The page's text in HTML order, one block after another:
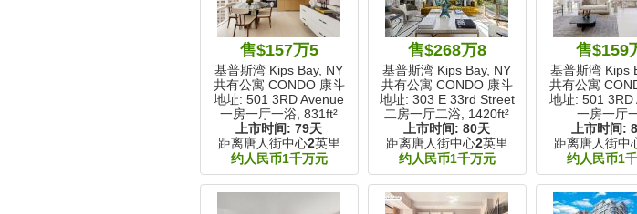
售$157万5
基普斯湾 Kips Bay, NY
共有公寓 CONDO 康斗
地址: 501 3RD Avenue
一房一厅一浴,831ft²
上市时间:79天
距离唐人街中心2英里
约人民币1千万元
售$268万8
基普斯湾 Kips Bay, NY
共有公寓 CONDO 康斗
地址: 303 E 33rd Street
二房一厅二浴, 1420ft²
上市时间:80天
距离唐人街中心2英里
约人民币1千万元
售$159
基普斯湾 Kips
共有公寓
地址: 501 3RD
一房一厅
上市时间:
距离唐人街中
约人民币1